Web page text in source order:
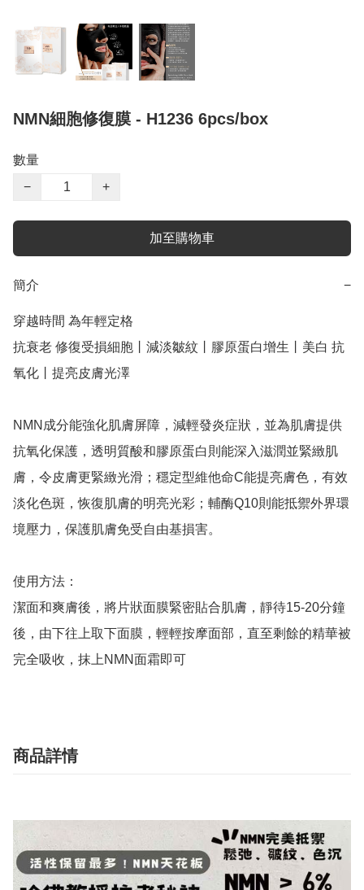
NMN細胞修復膜 - H1236 6pcs/box
數量
−
+
加至購物車
簡介 −
穿越時間 為年輕定格
抗衰老 修復受損細胞丨減淡皺紋丨膠原蛋白增生丨美白 抗
氧化丨提亮皮膚光澤
NMN成分能強化肌膚屏障，減輕發炎症狀，並為肌膚提供
抗氧化保護，透明質酸和膠原蛋白則能深入滋潤並緊緻肌
膚，令皮膚更緊緻光滑；穩定型維他命C能提亮膚色，有效
淡化色斑，恢復肌膚的明亮光彩；輔酶Q10則能抵禦外界環
境壓力，保護肌膚免受自由基損害。
使用方法：
潔面和爽膚後，將片狀面膜緊密貼合肌膚，靜待15-20分鐘
後，由下往上取下面膜，輕輕按摩面部，直至剩餘的精華被
完全吸收，抹上NMN面霜即可
商品詳情